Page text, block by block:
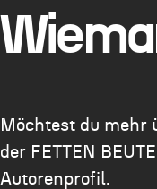
Möchtest du mehr
der FETTEN
Autorenprofil.